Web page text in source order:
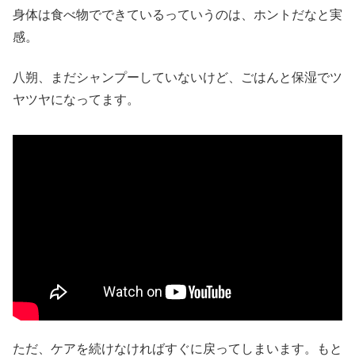
身体は食べ物でできているっていうのは、ホントだなと実
感。
八朔、まだシャンプーしていないけど、ごはんと保湿でツ
ヤツヤになってます。
ただ、ケアを続けなければすぐに戻ってしまいます。もと